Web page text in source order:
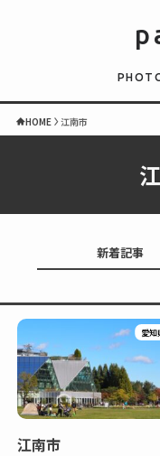
PHOTO
BLOG
HOME 江南市
新着記事
愛知
江南市